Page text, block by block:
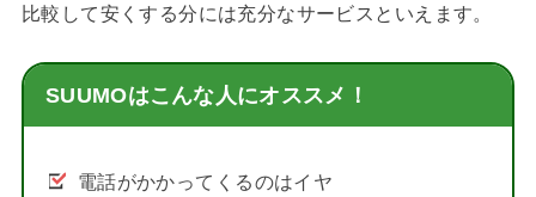
比較して安くする分には充分なサービスといえます。
SUUMOはこんな人にオススメ！
電話がかかってくるのはイヤ